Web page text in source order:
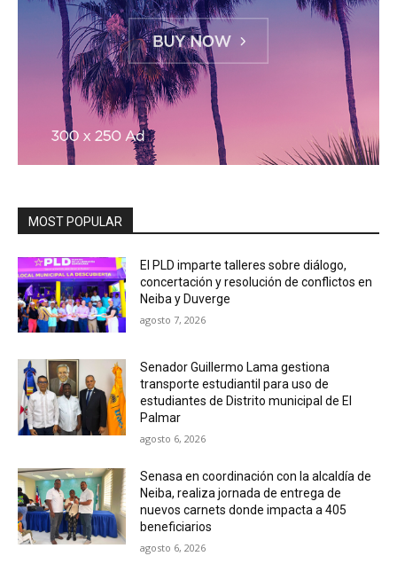
MOST POPULAR
El PLD imparte talleres sobre diálogo,
concertación y resolución de conflictos en
Neiba y Duverge
agosto 7, 2026
Senador Guillermo Lama gestiona
transporte estudiantil para uso de
estudiantes de Distrito municipal de El
Palmar
agosto 6, 2026
Senasa en coordinación con la alcaldía de
Neiba, realiza jornada de entrega de
nuevos carnets donde impacta a 405
beneficiarios
agosto 6, 2026